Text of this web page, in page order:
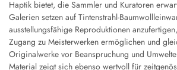
Haptik bietet, die Sammler und Kuratoren
Galerien setzen auf Tintenstrahl-
ausstellungsfähige Reproduktionen
Zugang zu Meisterwerken ermöglichen und
Originalwerke vor Beanspruchung und
Material zeigt sich ebenso wertvoll für